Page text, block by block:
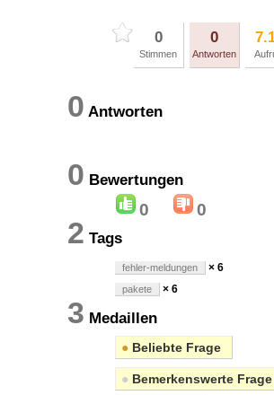
0
Stimmen
0
Antworten
0 Antworten
0 Bewertungen
0 0
2 Tags
fehler-meldungen × 6
pakete × 6
3 Medaillen
● Beliebte Frage
● Bemerkenswerte Frage